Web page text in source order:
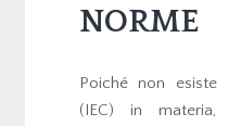
NORME
Poiché non esiste
(IEC) in